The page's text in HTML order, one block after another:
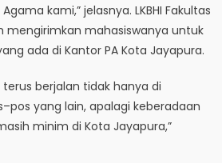
kami,” jelasnya. LKBHI Fakultas
mengirimkan mahasiswanya untuk
ada di Kantor PA Kota Jayapura.
terus berjalan tidak hanya di
yang lain, apalagi keberadaan
minim di Kota Jayapura,”